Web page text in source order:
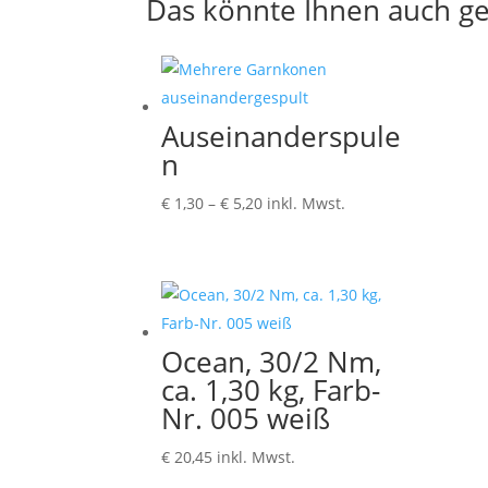
Das könnte Ihnen auch
Auseinanderspule
n
€ 1,30 –€ 5,20Preisspanne:
€ 5,20
inkl. Mwst.
Ocean, 30/2 Nm,
ca. 1,30 kg, Farb-
Nr. 005 weiß
€ 20,45 inkl. Mwst.